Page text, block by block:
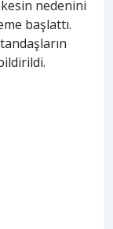
nedenini
başlattı.